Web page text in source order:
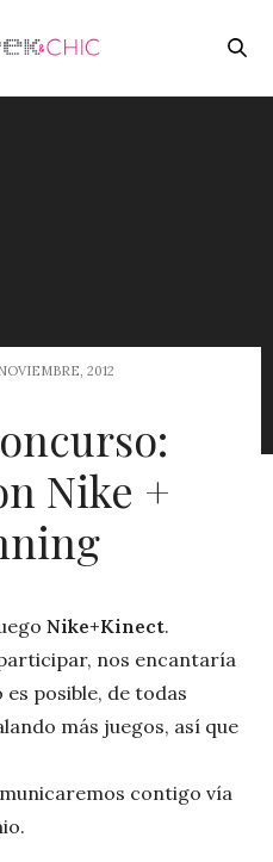
2012
Nike +
Nike+Kinect.
nos encantaría
posible, de todas
más juegos, así que
contigo vía